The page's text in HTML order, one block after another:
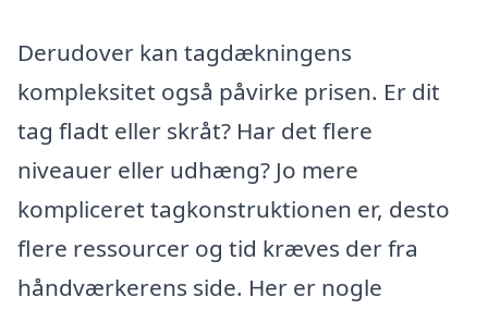
Derudover kan tagdækningens
kompleksitet også påvirke prisen. Er dit
tag fladt eller skråt? Har det flere
niveauer eller udhæng? Jo mere
kompliceret tagkonstruktionen er, desto
flere ressourcer og tid kræves der fra
håndværkerens side. Her er nogle